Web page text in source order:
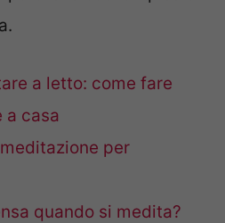
a letto: come fare
a casa
per
quando si medita?